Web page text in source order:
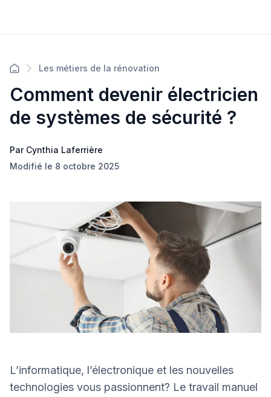
Les métiers de la rénovation
Comment devenir électricien
de systèmes de sécurité ?
Par Cynthia Laferrière
Modifié le 8 octobre 2025
L’informatique, l’électronique et les nouvelles
technologies vous passionnent? Le travail manuel